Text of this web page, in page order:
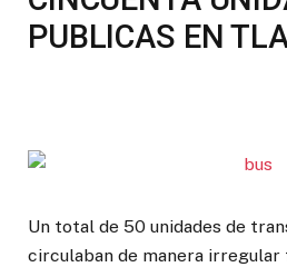
PUBLICAS EN
Un total de 50 unidades de
circulaban de manera